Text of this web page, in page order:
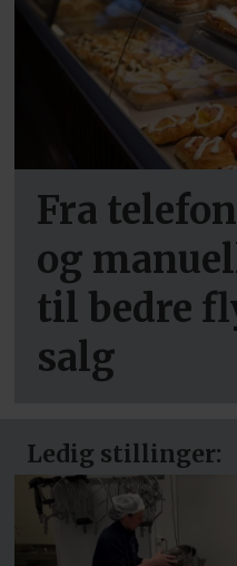
Fra
og
til bedre
salg
Ledig stillinger: